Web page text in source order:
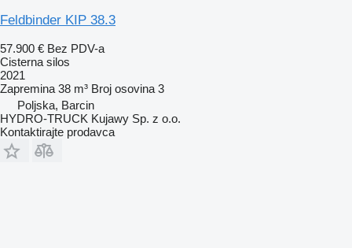
Feldbinder KIP 38.3
57.900 € Bez PDV-a
Cisterna silos
2021
Zapremina 38 m³ Broj osovina 3
Poljska, Barcin
HYDRO-TRUCK Kujawy Sp. z o.o.
Kontaktirajte prodavca